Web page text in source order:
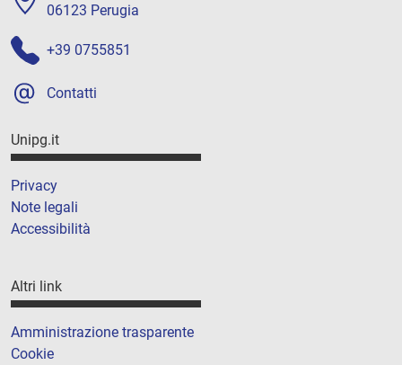
06123 Perugia
+39 0755851
Contatti
Unipg.it
Privacy
Note legali
Accessibilità
Altri link
Amministrazione trasparente
Cookie